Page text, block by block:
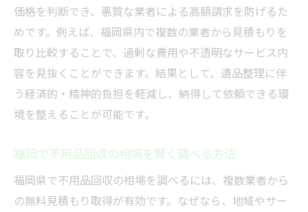
価格を判断でき、悪質な業者による高額請求を防げるた
めです。例えば、福岡県内で複数の業者から見積もりを
取り比較することで、過剰な費用や不透明なサービス内
容を見抜くことができます。結果として、遺品整理に伴
う経済的・精神的負担を軽減し、納得して依頼できる環
境を整えることが可能です。
福岡で不用品回収の相場を賢く調べる方法
福岡県で不用品回収の相場を調べるには、複数業者から
の無料見積もり取得が有効です。なぜなら、地域やサー